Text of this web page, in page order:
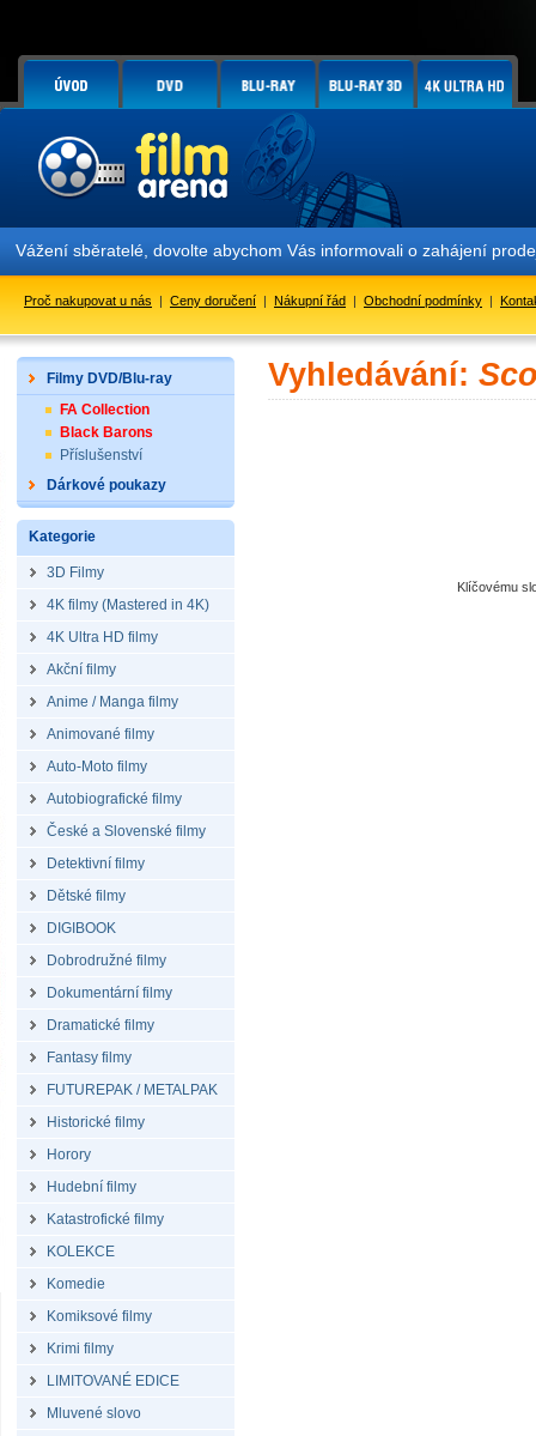
Vážení sběratelé, dovolte abychom Vás informovali o zahájení
Proč nakupovat u nás | Ceny doručení | Nákupní řád | Obchodní podmínky |
Filmy DVD/Blu-ray
FA Collection
Black Barons
Příslušenství
Dárkové poukazy
Kategorie
3D Filmy
4K filmy (Mastered in 4K)
4K Ultra HD filmy
Akční filmy
Anime / Manga filmy
Animované filmy
Auto-Moto filmy
Autobiografické filmy
České a Slovenské filmy
Detektivní filmy
Dětské filmy
DIGIBOOK
Dobrodružné filmy
Dokumentární filmy
Dramatické filmy
Fantasy filmy
FUTUREPAK / METALPAK
Historické filmy
Horory
Hudební filmy
Katastrofické filmy
KOLEKCE
Komedie
Komiksové filmy
Krimi filmy
LIMITOVANÉ EDICE
Mluvené slovo
Vyhledávání:
Klíčovému